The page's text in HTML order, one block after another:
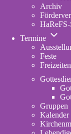
Archiv
Termine
Feste
Freizeiten
Gruppen
Kalender